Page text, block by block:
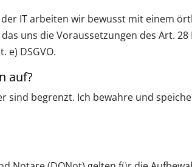
IT arbeiten wir bewusst mit einem
uns die Voraussetzungen des Art.
e) DSGVO.
auf?
sind begrenzt. Ich bewahre und